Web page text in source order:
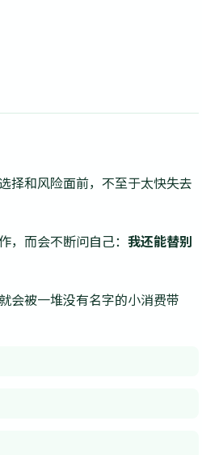
择和风险面前，不至于太快失去
，而会不断问自己：我还能替别
会被一堆没有名字的小消费带